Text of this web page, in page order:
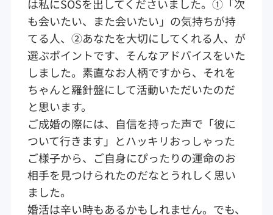
は私にSOSを出してくださいました。①「次
も会いたい、また会いたい」の気持ちが持
てる人、②あなたを大切にしてくれる人、が
選ぶポイントです、そんなアドバイスをいた
しました。素直なお人柄ですから、それを
ちゃんと羅針盤にして活動いただいたのだ
と思います。
ご成婚の際には、自信を持った声で「彼に
ついて行きます」とハッキリおっしゃった
ご様子から、ご自身にぴったりの運命のお
相手を見つけられたのだなとうれしく思い
ました。
婚活は辛い時もあるかもしれません。でも、